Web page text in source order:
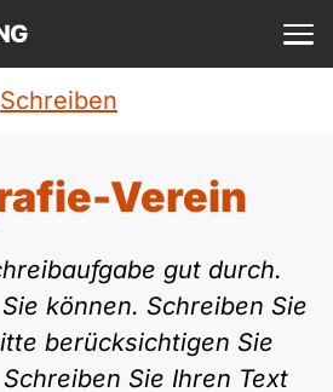
ist kostenlos?
Schreiben
Verein
gut durch.
können. Schreiben Sie
berücksichtigen Sie
Sie Ihren Text